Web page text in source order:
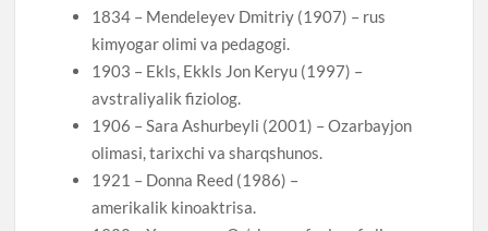
1834 – Mendeleyev Dmitriy (1907) – rus
kimyogar olimi va pedagogi.
1903 – Ekls, Ekkls Jon Keryu (1997) –
avstraliyalik fiziolog.
1906 – Sara Ashurbeyli (2001) – Ozarbayjon
olimasi, tarixchi va sharqshunos.
1921 – Donna Reed (1986) –
amerikalik kinoaktrisa.